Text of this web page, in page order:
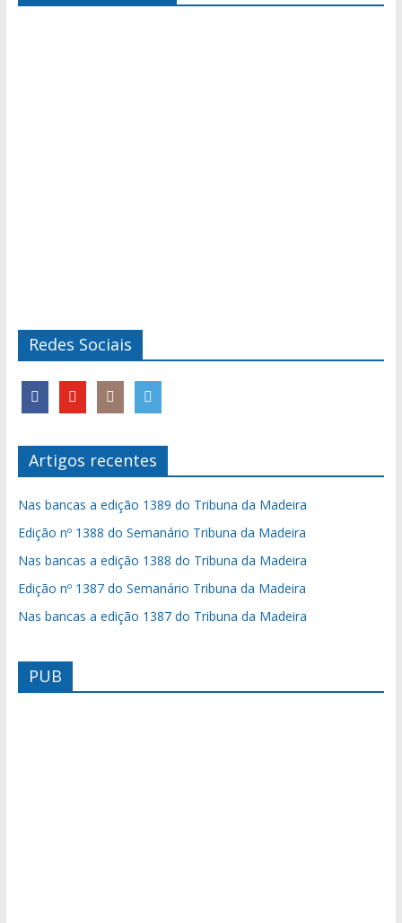
Redes Sociais
Artigos recentes
Nas bancas a edição 1389 do Tribuna da Madeira
Edição nº 1388 do Semanário Tribuna da Madeira
Nas bancas a edição 1388 do Tribuna da Madeira
Edição nº 1387 do Semanário Tribuna da Madeira
Nas bancas a edição 1387 do Tribuna da Madeira
PUB